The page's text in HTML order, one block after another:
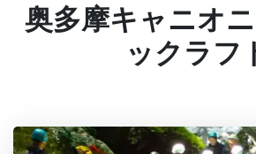
奥多摩キャニオ
ックラフ